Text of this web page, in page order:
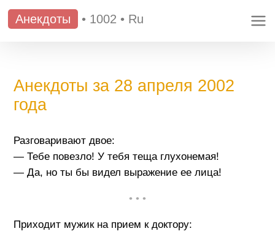
Анекдоты • 1002 • Ru
Анекдоты за 28 апреля 2002
года
Разговаривают двое:
— Тебе повезло! У тебя теща глухонемая!
— Да, но ты бы видел выражение ее лица!
• • •
Приходит мужик на прием к доктору: